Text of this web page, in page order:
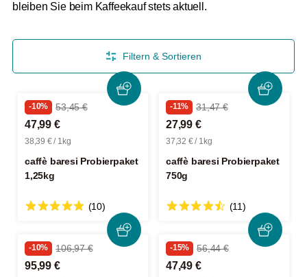
bleiben Sie beim Kaffeekauf stets aktuell.
Filtern & Sortieren
-10% 53,45 €
47,99 €
38,39 € / 1kg
caffè baresi Probierpaket
1,25kg
(10)
-11% 31,47 €
27,99 €
37,32 € / 1kg
caffè baresi Probierpaket
750g
(11)
-10% 106,97 €
95,99 €
-15% 56,44 €
47,49 €